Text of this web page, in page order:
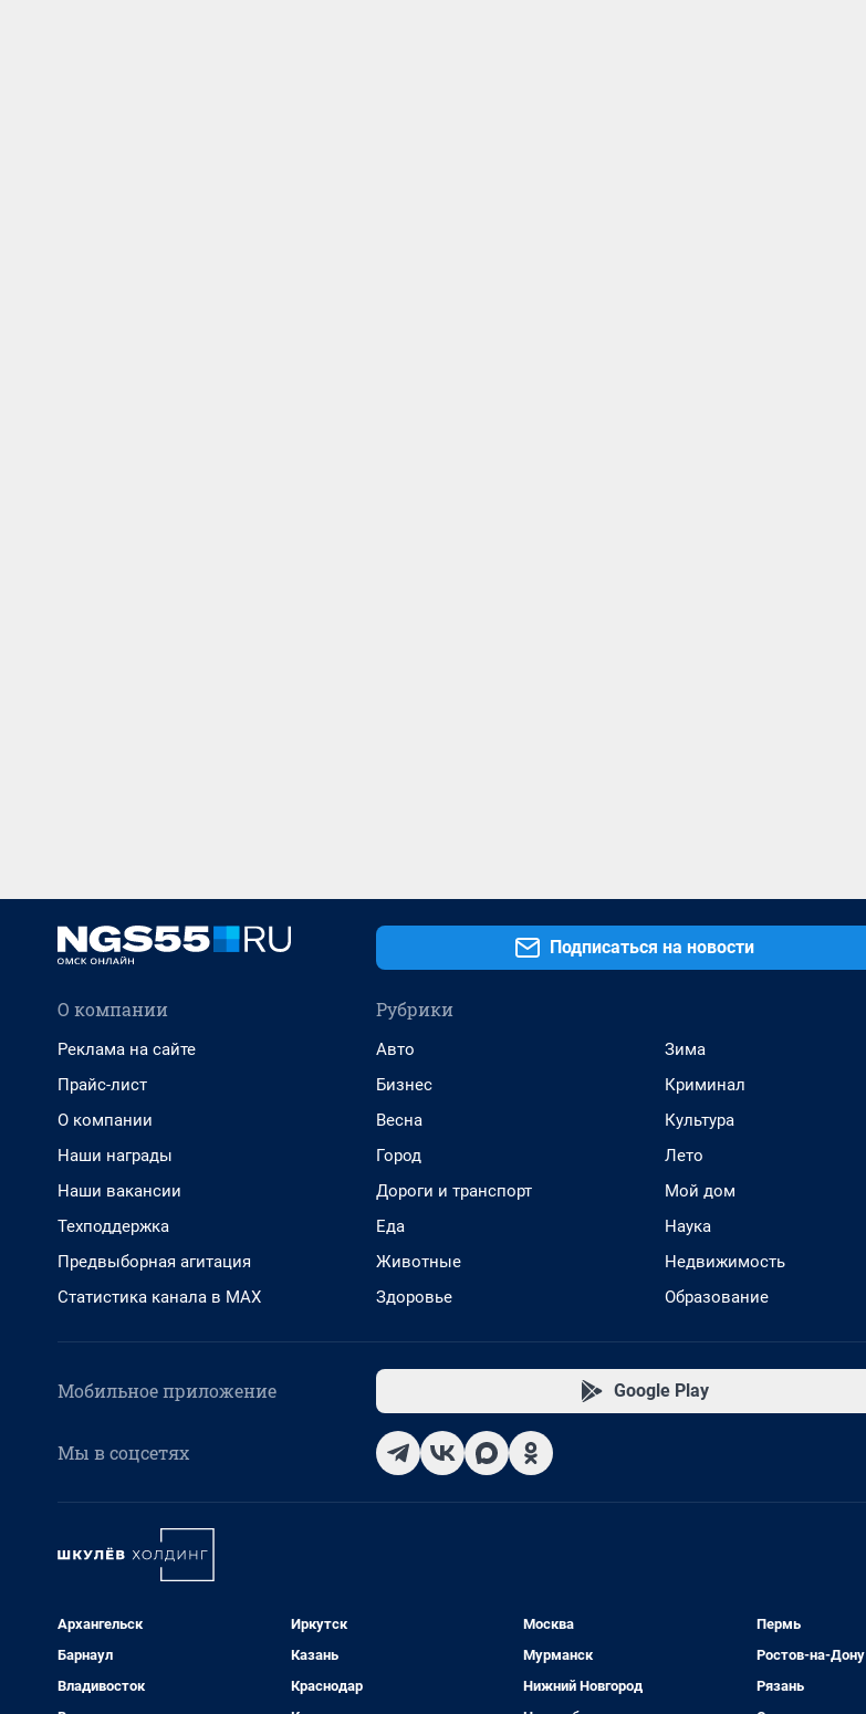
Подписаться на новости
О компании
Реклама на сайте
Прайс-лист
О компании
Наши награды
Наши вакансии
Техподдержка
Предвыборная агитация
Статистика канала в MAX
Рубрики
Авто
Бизнес
Весна
Город
Дороги и транспорт
Еда
Животные
Здоровье
Зима
Криминал
Культура
Лето
Мой дом
Наука
Недвижимость
Образование
Мобильное приложение Google Play
Мы в соцсетях
Архангельск
Барнаул
Владивосток
Иркутск
Казань
Краснодар
Москва
Мурманск
Нижний Новгород
Пермь
Ростов-на-Дону
Рязань